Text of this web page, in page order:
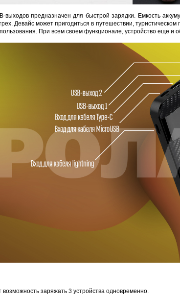
выходов предназначен для быстрой зарядки. Емкость
Девайс может пригодиться в путешествии, туристическом
При всем своем функционале, устройство еще и
заряжать 3 устройства одновременно.